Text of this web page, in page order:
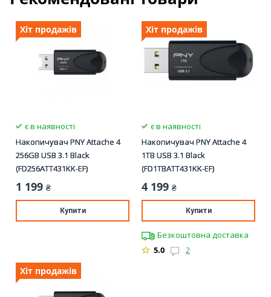
Хіт продажів
є в наявності
Накопичувач PNY Attache 4
256GB USB 3.1 Black
(FD256ATT431KK-EF)
1 199 ₴
Купити
Хіт продажів
є в наявності
Накопичувач PNY Attache 4
1TB USB 3.1 Black
(FD1TBATT431KK-EF)
4 199 ₴
Купити
Безкоштовна доставка
5.0
2
Хіт продажів